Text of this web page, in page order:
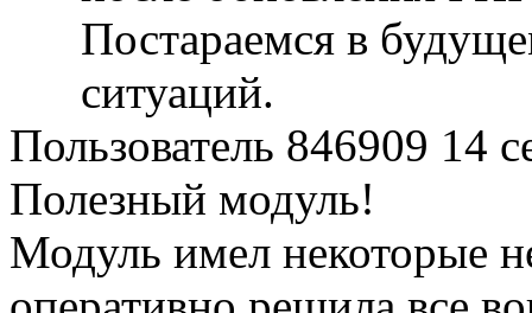
Постараемся в
ситуаций.
Пользователь 846909 14
Полезный модуль!
Модуль имел некоторые